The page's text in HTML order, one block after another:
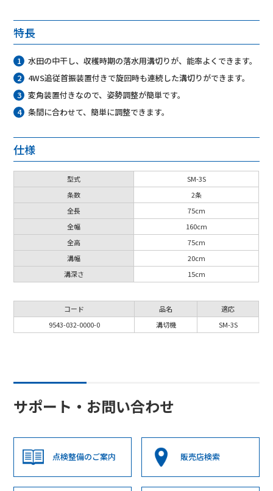
特長
水田の中干し、収穫時期の落水用溝切りが、能率よくできます。
4WS追従首振装置付きで旋回時も連続した溝切りができます。
変角装置付きなので、姿勢調整が簡単です。
条間に合わせて、簡単に調整できます。
仕様
型式
SM-3S
条数
2条
全長
75cm
全幅
160cm
全高
75cm
溝幅
20cm
溝深さ
15cm
コード 品名
適応
9543-032-0000-0
溝切機 SM-3S
サポート・お問い合わせ
点検整備のご案内 販売店検索